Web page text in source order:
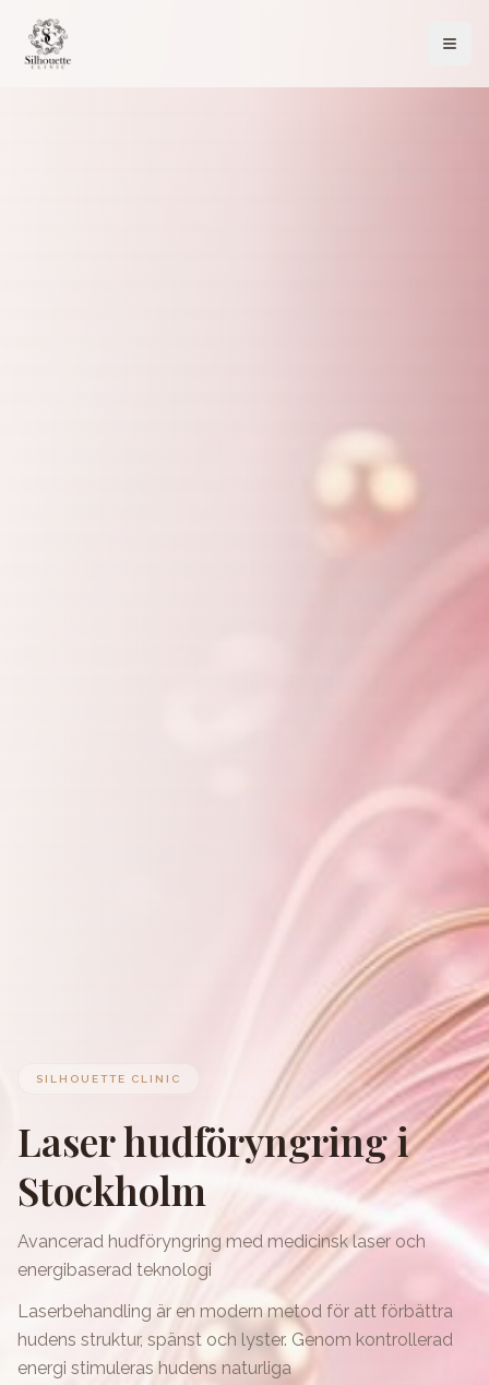
SILHOUETTE CLINIC
Laser hudföryngring i
Stockholm
Avancerad hudföryngring med medicinsk laser och
energibaserad teknologi
Laserbehandling är en modern metod för att förbättra
hudens struktur, spänst och lyster. Genom kontrollerad
energi stimuleras hudens naturliga